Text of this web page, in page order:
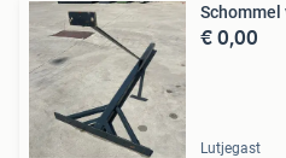
€ 0,00
Lutjegast